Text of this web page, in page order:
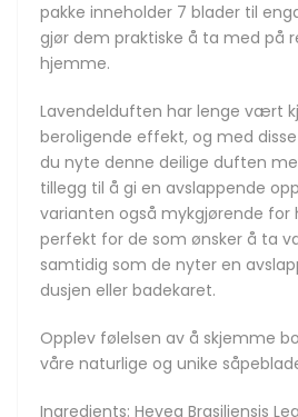
pakke inneholder 7 blader til
gjør dem praktiske å ta med på
hjemme.
Lavendelduften har lenge vært
beroligende effekt, og med
du nyte denne deilige duften
tillegg til å gi en avslappende
varianten også mykgjørende for
perfekt for de som ønsker å ta
samtidig som de nyter en
dusjen eller badekaret.
Opplev følelsen av å skjemme
våre naturlige og unike
Ingredients: Hevea Brasiliensis